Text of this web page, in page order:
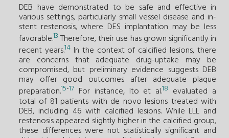
DEB have demonstrated to be safe and effective in
various settings, particularly small vessel disease and in-
stent restenosis, where DES implantation may be less
favorable.13 Therefore, their use has grown significantly in
recent years.14In the context of calcified lesions, there
are concerns that adequate drug-uptake may be
compromised, but preliminary evidence suggests DEB
may offer good outcomes after adequate plaque
preparation.15-17 For instance, Ito et al.18 evaluated a
total of 81 patients with de novo lesions treated with
DEB, including 46 with calcified lesions. While LLL and
restenosis appeared slightly higher in the calcified group,
these differences were not statistically significant and